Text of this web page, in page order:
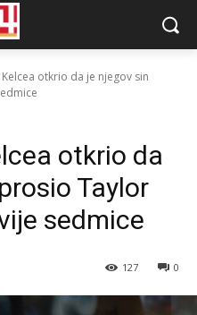
otkrio da je njegov sin
otkrio da
Taylor
sedmice
0
127